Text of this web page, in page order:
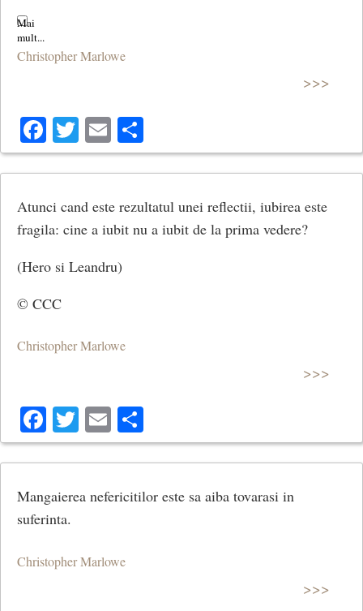
Straie noi și pălărioare
Doar din foi de mirt și floare.
Christopher Marlowe
>>>
Facebook
Twitter
Email
Atunci cand este rezultatul unei reflectii, iubirea este
fragila: cine a iubit nu a iubit de la prima vedere?
(Hero si Leandru)
© CCC
Christopher Marlowe
>>>
Facebook
Twitter
Email
Mangaierea nefericitilor este sa aiba tovarasi in
suferinta.
Christopher Marlowe
>>>